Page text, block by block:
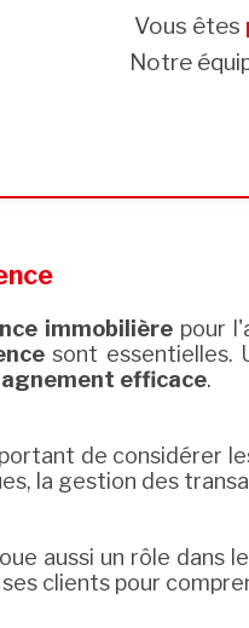
Vous êtes
Notre
immobilière pour
sont essentielles.
efficace.
de considérer
la gestion des
aussi un rôle dans
clients pour